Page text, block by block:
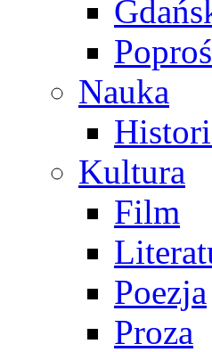
Nauka
Kultura
Film
Poezja
Proza